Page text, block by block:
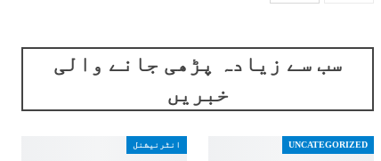
سب سے زیادہ پڑھی جانے والی
خبریں
UNCATEGORIZED انٹرنیشنل